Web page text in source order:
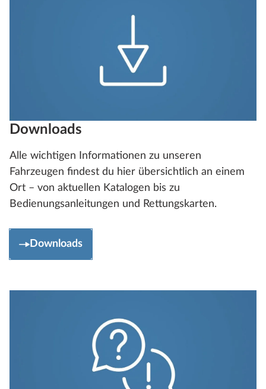
Downloads
Alle wichtigen Informationen zu unseren
Fahrzeugen findest du hier übersichtlich an einem
Ort – von aktuellen Katalogen bis zu
Bedienungsanleitungen und Rettungskarten.
Downloads